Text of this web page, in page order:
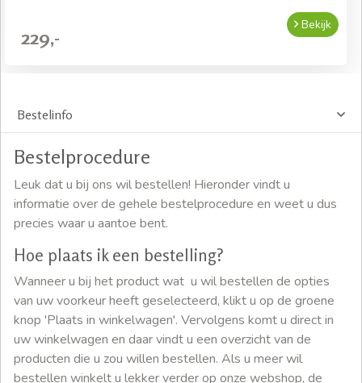
229,-
Bekijk
Bestelinfo
Bestelprocedure
Leuk dat u bij ons wil bestellen! Hieronder vindt u
informatie over de gehele bestelprocedure en weet u dus
precies waar u aantoe bent.
Hoe plaats ik een bestelling?
Wanneer u bij het product wat u wil bestellen de opties
van uw voorkeur heeft geselecteerd, klikt u op de groene
knop 'Plaats in winkelwagen'. Vervolgens komt u direct in
uw winkelwagen en daar vindt u een overzicht van de
producten die u zou willen bestellen. Als u meer wil
bestellen winkelt u lekker verder op onze webshop, de